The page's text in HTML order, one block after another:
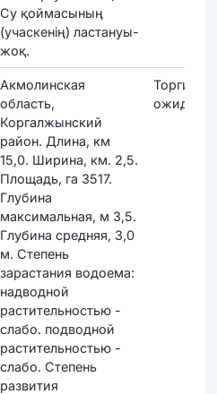
Су қоймасының
(учаскенің) ластануы-
жоқ.
Акмолинская
область,
Коргалжынский
район. Длина, км
15,0. Ширина, км. 2,5.
Площадь, га 3517.
Глубина
максимальная, м 3,5.
Глубина средняя, 3,0
м. Степень
зарастания водоема:
надводной
растительностью -
слабо. подводной
растительностью -
слабо. Степень
развития
Торги